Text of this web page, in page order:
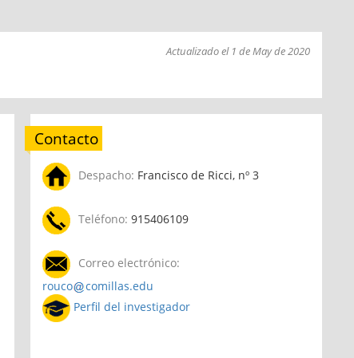
Actualizado el 1 de May de 2020
Contacto
Despacho: Francisco de Ricci, nº 3
Teléfono: 915406109
Correo electrónico:
rouco
comillas.edu
Perfil del investigador